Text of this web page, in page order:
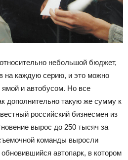
небольшой бюджет,
на каждую серию, и это можно
ямой и автобусом. Но все
дополнительно такую же сумму к
российский бизнесмен из
вырос до 250 тысяч за
команды выросли
обновившийся автопарк, в котором